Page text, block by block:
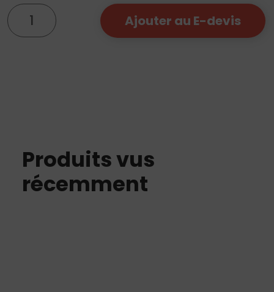
quantité
de
Micro
Ajouter au E-devis
Produits vus
récemment
50